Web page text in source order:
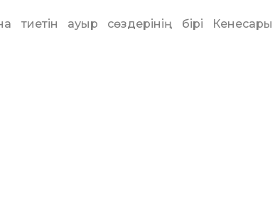
тиетін ауыр сөздерінің бірі